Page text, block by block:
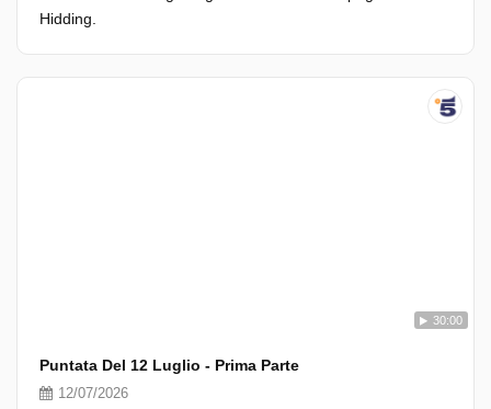
Hidding.
30:00
Puntata Del 12 Luglio - Prima Parte
12/07/2026